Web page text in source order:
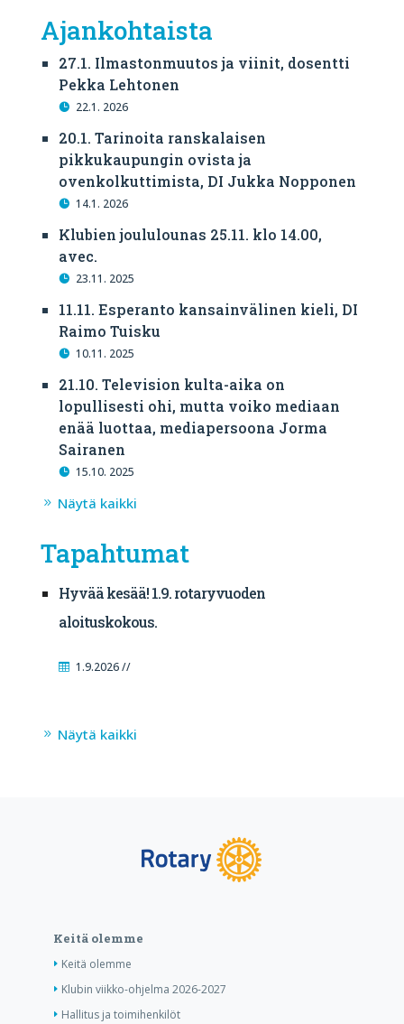
Ajankohtaista
27.1. Ilmastonmuutos ja viinit, dosentti
Pekka Lehtonen
22.1. 2026
20.1. Tarinoita ranskalaisen
pikkukaupungin ovista ja
ovenkolkuttimista, DI Jukka Nopponen
14.1. 2026
Klubien joululounas 25.11. klo 14.00,
avec.
23.11. 2025
11.11. Esperanto kansainvälinen kieli, DI
Raimo Tuisku
10.11. 2025
21.10. Television kulta-aika on
lopullisesti ohi, mutta voiko mediaan
enää luottaa, mediapersoona Jorma
Sairanen
15.10. 2025
Näytä kaikki
Tapahtumat
Hyvää kesää! 1.9. rotaryvuoden
aloituskokous.
1.9.2026 //
Näytä kaikki
Keitä olemme
Keitä olemme
Klubin viikko-ohjelma 2026-2027
Hallitus ja toimihenkilöt